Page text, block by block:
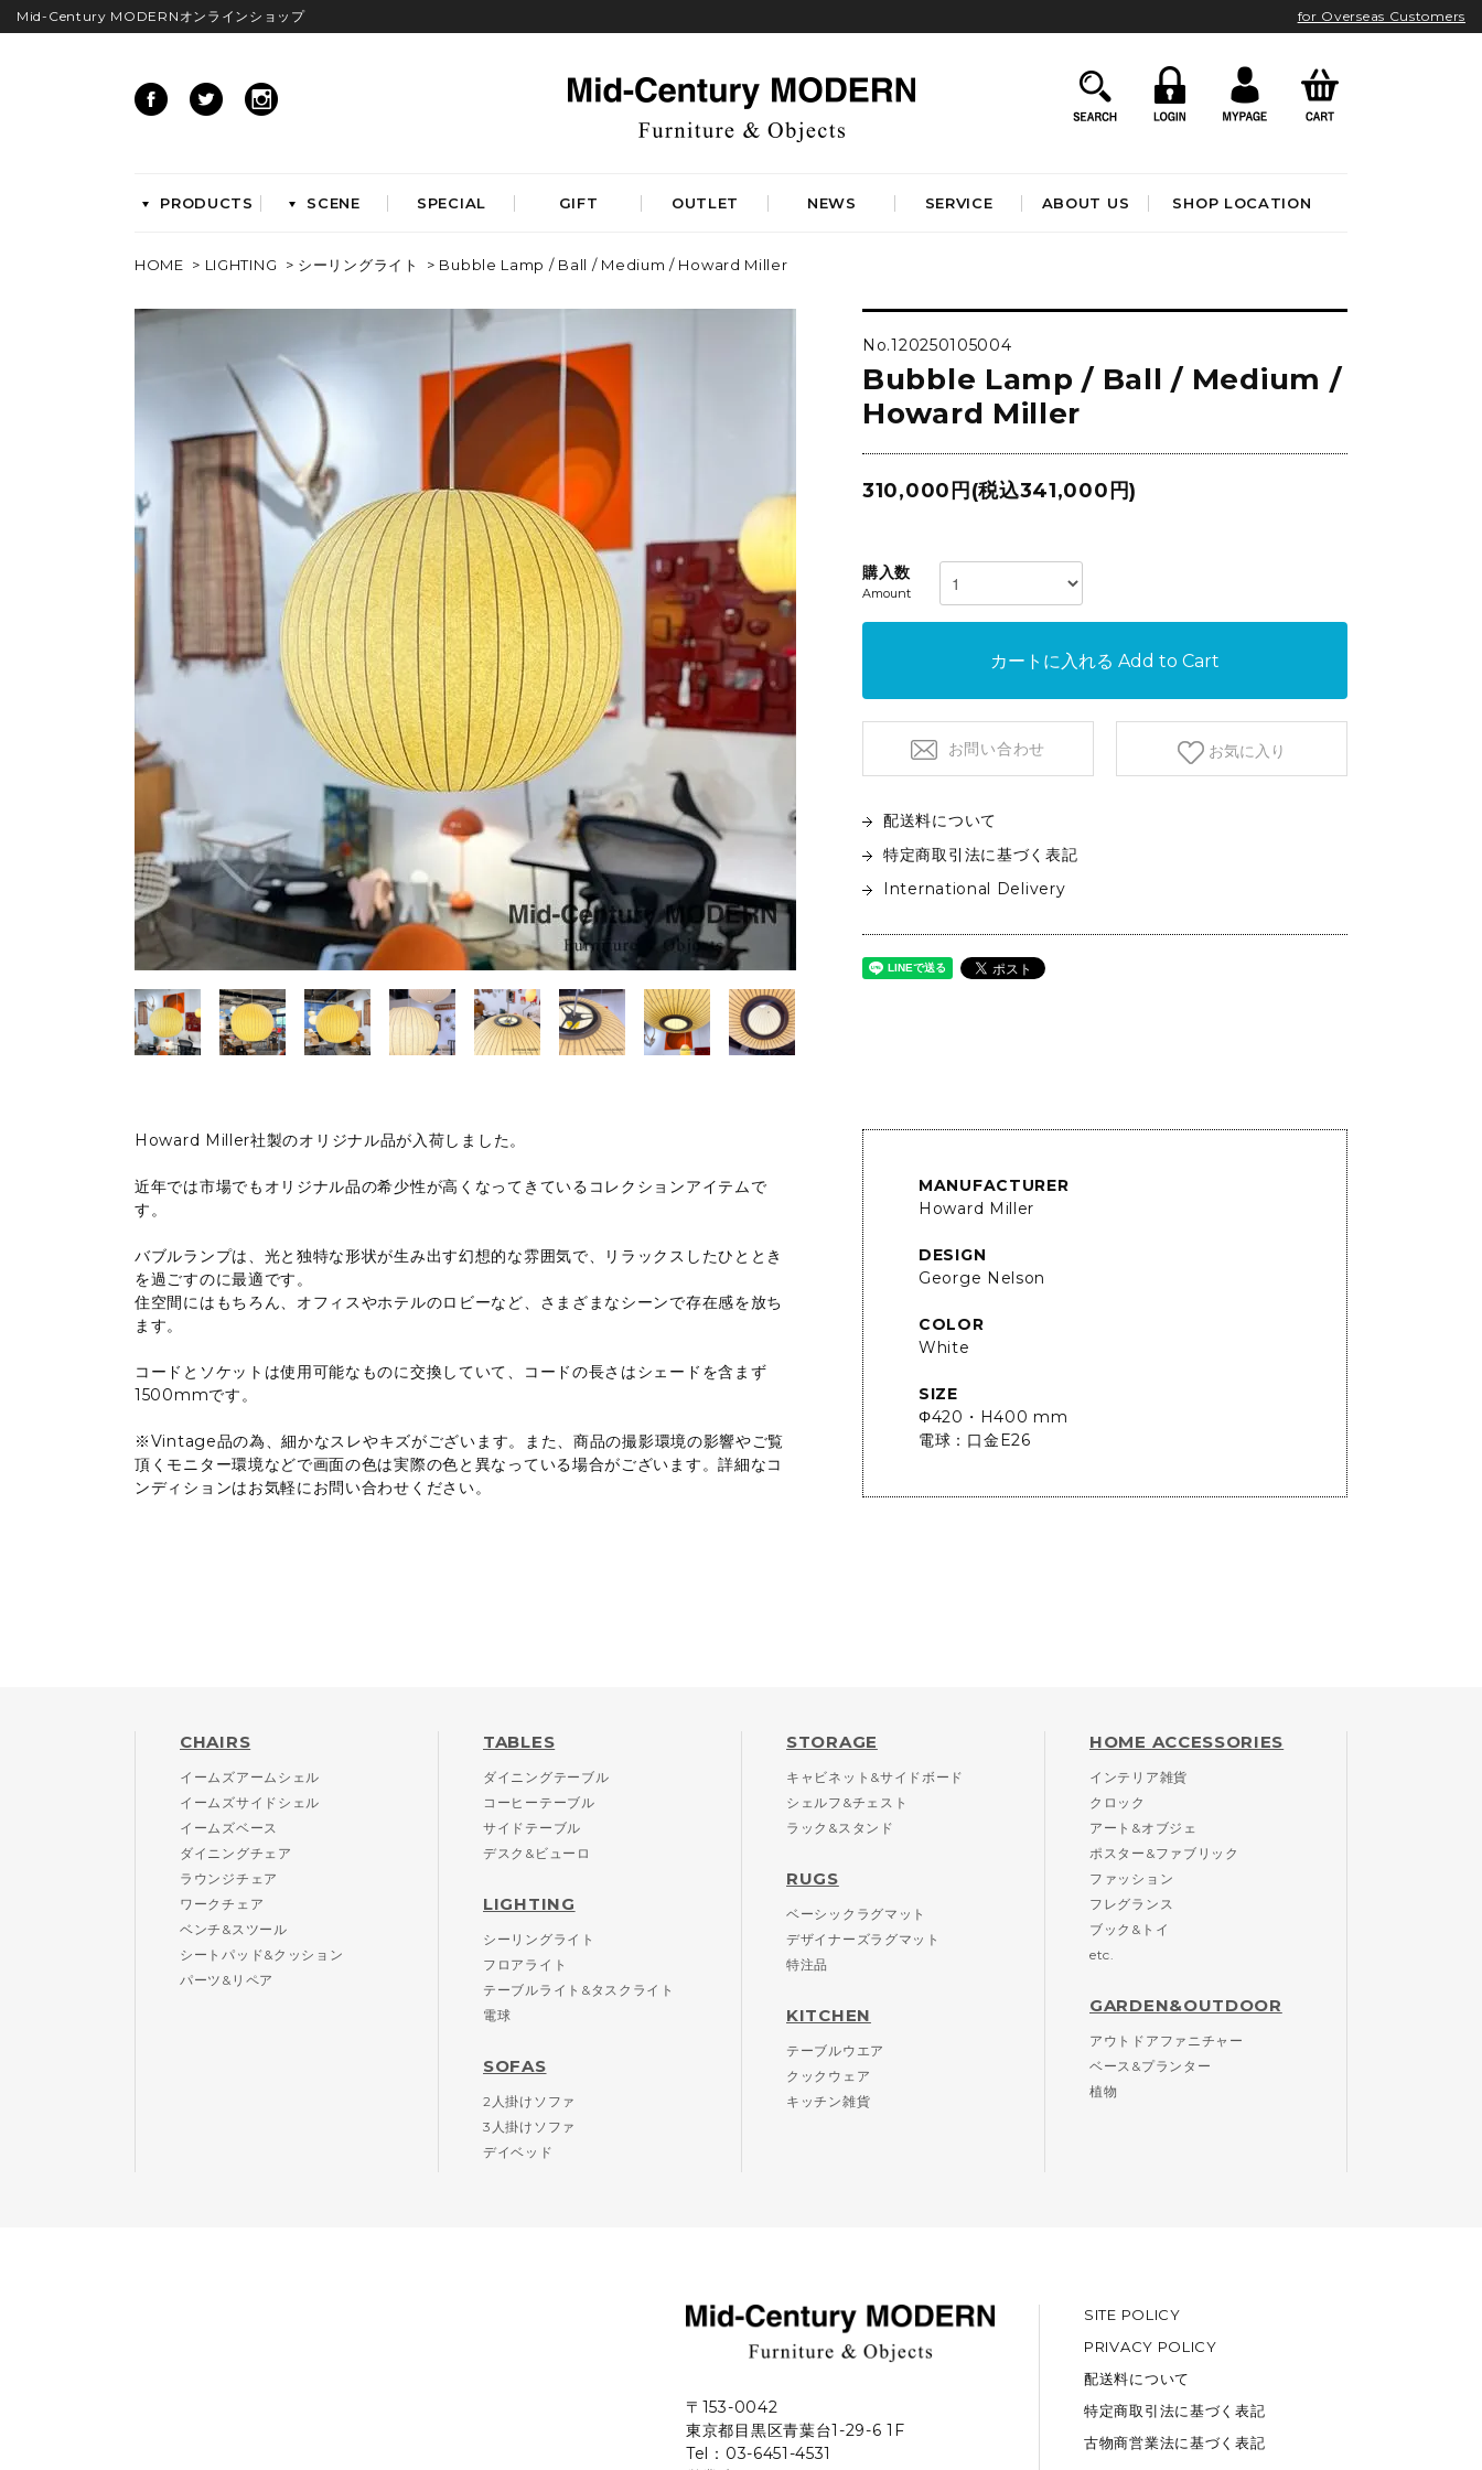
Mid-Century MODERNオンラインショップ for Overseas Customers
PRODUCTS SCENE SPECIAL GIFT OUTLET NEWS SERVICE ABOUT US SHOP LOCATION
イームズベース
ダイニングチェア
ラウンジチェア
ワークチェア
ベンチ&スツール
シートパッド&クッション
パーツ&リペア
コーヒーテーブル
サイドテーブル
デスク&ビューロ
LIGHTING
シーリングライト
フロアライト
テーブルライト&タスクライト
電球
SOFAS
2人掛けソファ
3人掛けソファ
デイベッド
シェルフ&チェスト
ラック&スタンド
RUGS
ベーシックラグマット
デザイナーズラグマット
KITCHEN
テーブルウエア
クックウェア
アート&オブジェ
ポスター&ファブリック
etc.
ENTRYWAY DINING BEDROOM BATHROOM OUTDOOR
HOME > LIGHTING > シーリングライト > Bubble Lamp / Ball / Medium / Howard Miller
No.120250105004
Bubble Lamp / Ball / Medium /
Howard Miller
310,000円(税込341,000円)
購入数
Amount
カートに入れる Add to Cart
お問い合わせ お気に入り
配送料について
特定商取引法に基づく表記
International Delivery
MANUFACTURER
Howard Miller
DESIGN
George Nelson
COLOR
White
SIZE
Φ420・H400 mm
電球：口金E26
Howard Miller社製のオリジナル品が入荷しました。
近年では市場でもオリジナル品の希少性が高くなってきているコレクションアイテムで
す。
バブルランプは、光と独特な形状が生み出す幻想的な雰囲気で、リラックスしたひととき
を過ごすのに最適です。
住空間にはもちろん、オフィスやホテルのロビーなど、さまざまなシーンで存在感を放ち
ます。
コードとソケットは使用可能なものに交換していて、コードの長さはシェードを含まず
1500mmです。
※Vintage品の為、細かなスレやキズがございます。また、商品の撮影環境の影響やご覧
頂くモニター環境などで画面の色は実際の色と異なっている場合がございます。詳細なコ
ンディションはお気軽にお問い合わせください。
CHAIRS
イームズアームシェル
イームズサイドシェル
イームズベース
ダイニングチェア
ラウンジチェア
ワークチェア
ベンチ&スツール
シートパッド&クッション
パーツ&リペア
TABLES
ダイニングテーブル
コーヒーテーブル
サイドテーブル
デスク&ビューロ
LIGHTING
シーリングライト
フロアライト
テーブルライト&タスクライト
電球
SOFAS
2人掛けソファ
3人掛けソファ
デイベッド
STORAGE
キャビネット&サイドボード
シェルフ&チェスト
ラック&スタンド
RUGS
ベーシックラグマット
デザイナーズラグマット
特注品
KITCHEN
テーブルウエア
クックウェア
キッチン雑貨
HOME ACCESSORIES
インテリア雑貨
クロック
アート&オブジェ
ポスター&ファブリック
ファッション
フレグランス
ブック&トイ
etc.
GARDEN&OUTDOOR
アウトドアファニチャー
ベース&プランター
植物
〒153-0042
東京都目黒区青葉台1-29-6 1F
Tel：03-6451-4531
SITE POLICY
PRIVACY POLICY
配送料について
特定商取引法に基づく表記
古物商営業法に基づく表記